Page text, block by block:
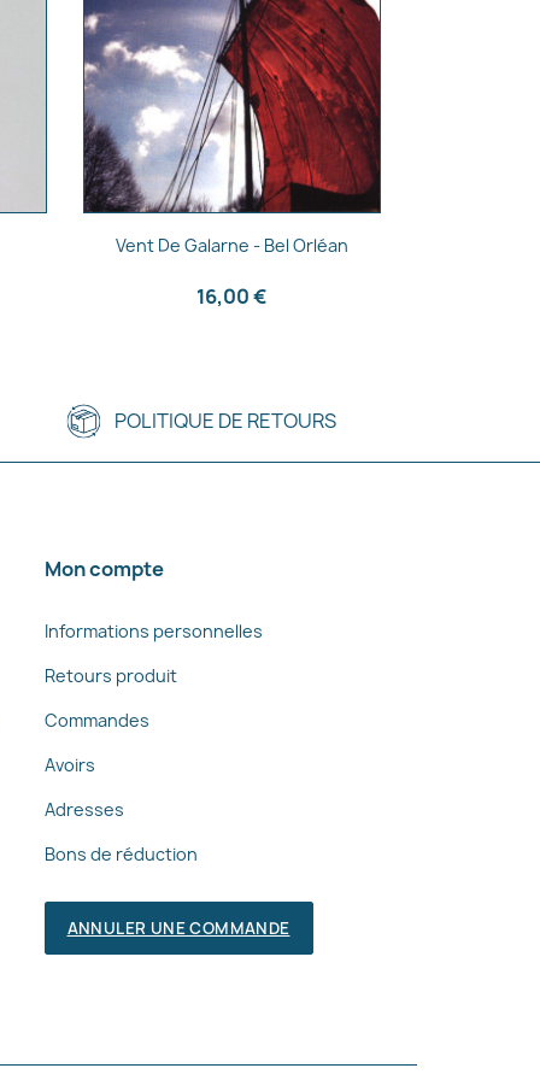
Aperçu rapide
Vent De Galarne - Bel Orléan
16,00 €
POLITIQUE DE RETOURS
Mon compte
Informations personnelles
Retours produit
Commandes
Avoirs
Adresses
Bons de réduction
ANNULER UNE COMMANDE